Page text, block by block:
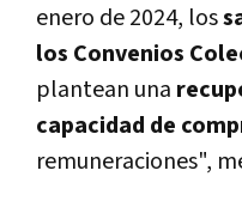
enero de 2024, los
los Convenios
plantean una
capacidad de
remuneraciones",